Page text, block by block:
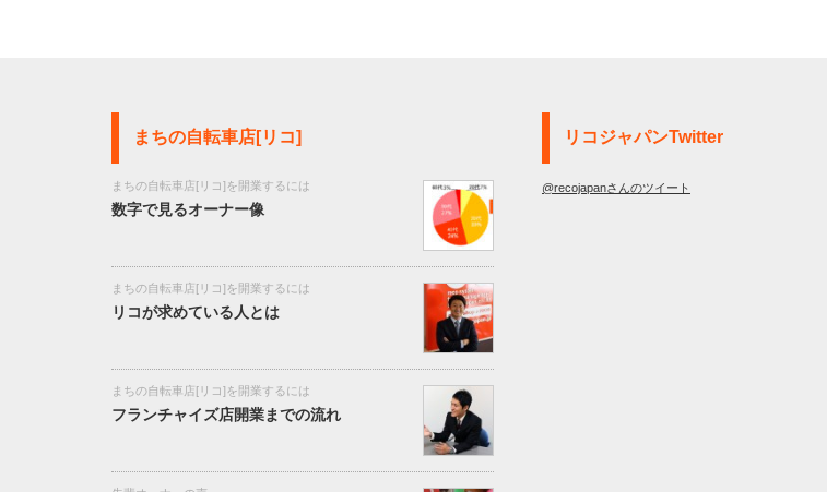
まちの自転車店[リコ]
まちの自転車店[リコ]を開業するには
数字で見るオーナー像
まちの自転車店[リコ]を開業するには
リコが求めている人とは
まちの自転車店[リコ]を開業するには
フランチャイズ店開業までの流れ
リコジャパンTwitter
@recojapanさんのツイート